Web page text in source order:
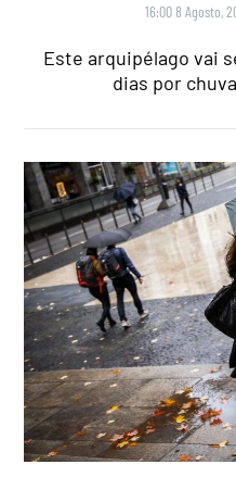
16:00 8 Agosto,
Este arquipélago vai
dias por